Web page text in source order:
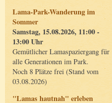
Lama-Park-Wanderung im
Sommer
Samstag, 15.08.2026, 11:00 -
13:00 Uhr
Gemütlicher Lamaspaziergang für
alle Generationen im Park.
Noch 8 Plätze frei (Stand vom
03.08.2026)
"Lamas hautnah" erleben